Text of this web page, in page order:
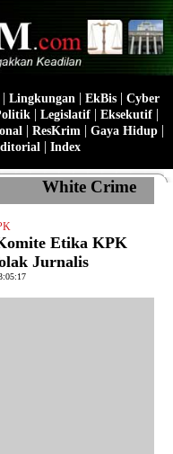
Lingkungan | EkBis| Cyber
| Legislatif | Eksekutif |
| ResKrim | Gaya Hidup |
| Index
White Crime
Etika KPK
Jurnalis